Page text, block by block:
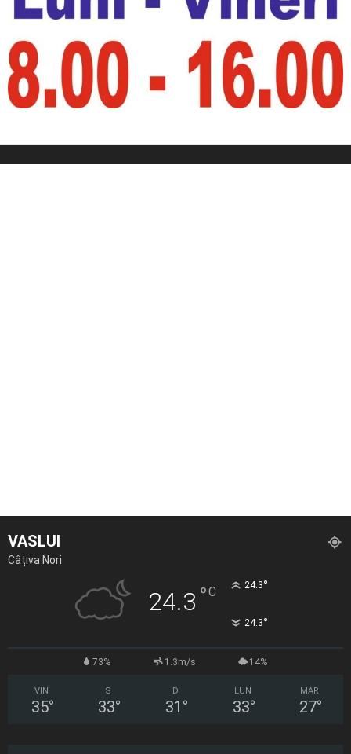
VASLUI
Câțiva Nori
24.3 °C 24.3°
24.3°
73% 1.3m/s 14%
VIN
35°
S
33°
D
31 °
LUN
33°
MAR
27°